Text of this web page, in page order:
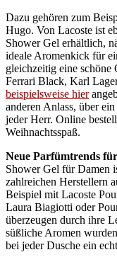
Dazu gehören zum
Hugo. Von Lacoste ist
Shower Gel erhältlich,
ideale Aromenkick für
gleichzeitig eine schöne
Ferrari Black, Karl
beispielsweise hier
anderen Anlass, über
jeder Herr. Online
Weihnachtsspaß.
Neue Parfümtrends
Shower Gel für Damen
zahlreichen Herstellern
Beispiel mit Lacoste
Laura Biagiotti oder
überzeugen durch ihre
süßliche Aromen
bei jeder Dusche ein